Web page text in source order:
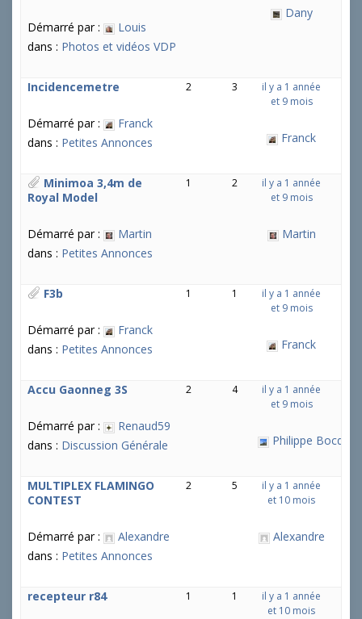
Démarré par :
Louis
dans : Photos et vidéos VDP
Dany
Incidencemetre
Démarré par :
Franck
dans : Petites Annonces
2 3
il y a 1 année
et 9 mois
Franck
Minimoa 3,4m de
Royal Model
Démarré par :
Martin
dans : Petites Annonces
1 2
il y a 1 année
et 9 mois
Martin
F3b
Démarré par :
Franck
dans : Petites Annonces
1 1
il y a 1 année
et 9 mois
Franck
Accu Gaonneg 3S
Démarré par :
Renaud59
dans : Discussion Générale
2 4
il y a 1 année
et 9 mois
Philippe
MULTIPLEX FLAMINGO
CONTEST
Démarré par :
Alexandre
dans : Petites Annonces
2 5
il y a 1 année
et 10 mois
Alexandre
recepteur r84 1 1
il y a 1 année
et 10 mois